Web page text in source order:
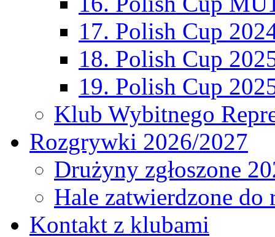
17. Polish Cup
18. Polish Cup
19. Polish Cup
Klub Wybitnego
Rozgrywki 2026/2027
Drużyny zgłoszone
Hale zatwierdzone
Kontakt z klubami